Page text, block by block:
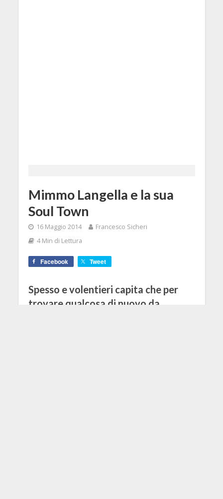
Mimmo Langella e la sua
Soul Town
16 Maggio 2014
Francesco Sicheri
4 Min di Lettura
Facebook Tweet
Spesso e volentieri capita che per
trovare qualcosa di nuovo da